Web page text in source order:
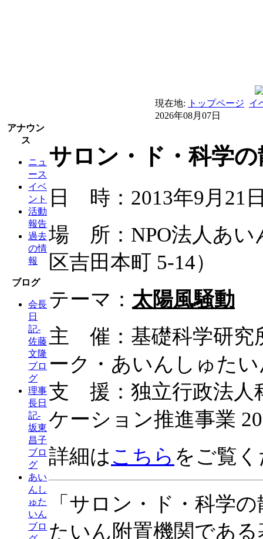
現在地: トップページ イ
2026年08月07日
アナウン
ス
ニュ
ース
イベ
ント
活動
報告
過去
の情
報
ブログ
会長
日
記-
佐藤
文隆
ブロ
グ
理事
長日
記-
坂東
昌子
ブロ
グ
あい
んし
ゅた
いん
ブロ
サロン・ド・科学
日 時：2013年9月21
場 所：NPO法人あい
区吉田本町 5-14）
テーマ： 太陽風騒動
主 催：基礎科学研究
ーク・あいんしゅた
支 援：独立行政法人
ケーション推進事業
詳細はこちら をご覧
「サロン・ド・科学
たいん附置機関であ